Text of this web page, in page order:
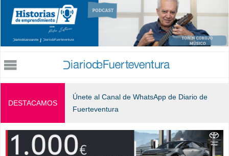
Jump to navigation
DESTACAMOS
Únete al Canal de WhatsApp de Diario de
Fuerteventura